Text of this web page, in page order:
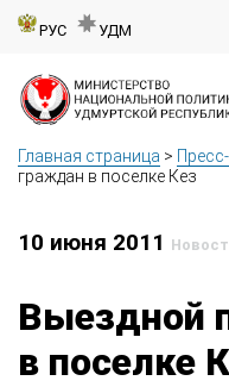
РУС УДМ
Главная страница >
граждан в поселке Кез
10 июня 2011
Выездной
в поселке